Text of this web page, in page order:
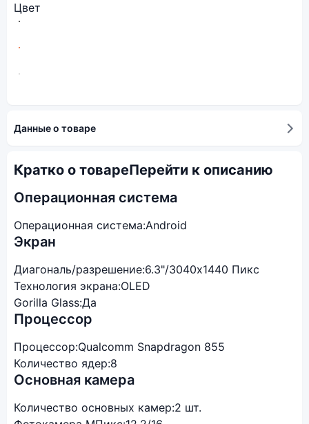
Цвет
Данные о товаре
Кратко о товареПерейти к описанию
Операционная система
Операционная система:Android
Экран
Диагональ/разрешение:6.3"/3040х1440 Пикс
Технология экрана:OLED
Gorilla Glass:Да
Процессор
Процессор:Qualcomm Snapdragon 855
Количество ядер:8
Основная камера
Количество основных камер:2 шт.